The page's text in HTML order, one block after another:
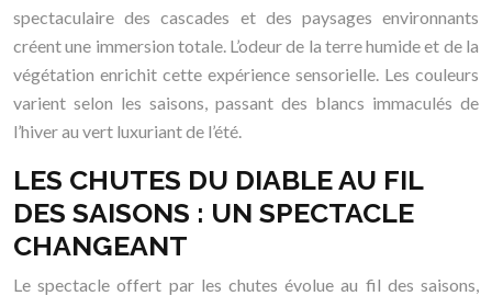
spectaculaire des cascades et des paysages environnants
créent une immersion totale. L’odeur de la terre humide et de la
végétation enrichit cette expérience sensorielle. Les couleurs
varient selon les saisons, passant des blancs immaculés de
l’hiver au vert luxuriant de l’été.
LES CHUTES DU DIABLE AU FIL
DES SAISONS : UN SPECTACLE
CHANGEANT
Le spectacle offert par les chutes évolue au fil des saisons,